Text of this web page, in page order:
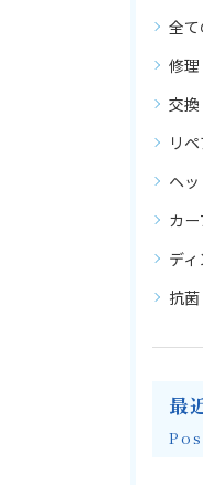
全
修理
交換
リ
ヘ
カ
デ
抗菌
最